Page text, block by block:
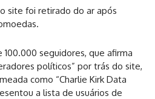
site foi retirado do ar após
100.000 seguidores, que afirma
políticos” por trás do site,
como “Charlie Kirk Data
a lista de usuários de